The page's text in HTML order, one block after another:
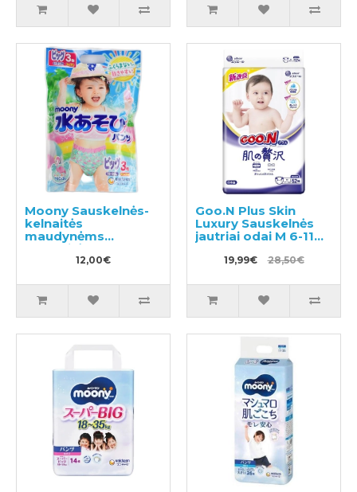
Moony Sauskelnės-
kelnaitės
maudynėms
mergaitėms PBL 12-
22kg 3vnt12,00€
Goo.N Plus Skin
Luxury Sauskelnės
jautriai odai M 6-11
19,99€ 28,50€